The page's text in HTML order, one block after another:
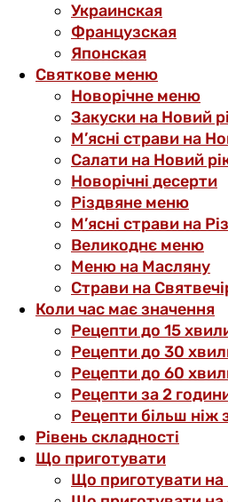
Украинская
Французская
Японская
Святкове меню
Новорічне меню
Закуски на Новий
М’ясні страви на
Салати на Новий
Новорічні десерти
Різдвяне меню
М’ясні страви на
Великоднє меню
Меню на Масляну
Страви на
Коли час має значення
Рецепти до 15
Рецепти до 30
Рецепти до 60
Рецепти за 2
Рецепти більш ніж
Рівень складності
Що приготувати
Що приготувати